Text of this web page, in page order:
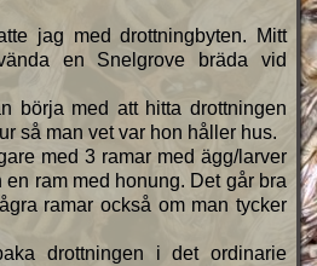
jag med drottningbyten. Mitt
en Snelgrove bräda vid
börja med att hitta drottningen
så man vet var hon håller hus.
med 3 ramar med ägg/larver
ram med honung. Det går bra
ramar också om man tycker
drottningen i det ordinarie